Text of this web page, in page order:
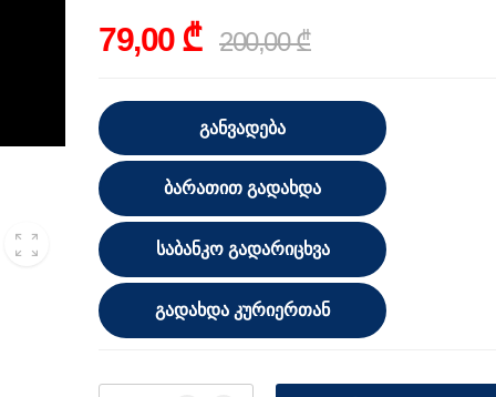
79,00 ₾ 200,00 ₾
ᲒᲐᲜᲕᲐᲓᲔᲑᲐ
ᲑᲐᲠᲐᲗᲘᲗ ᲒᲐᲓᲐᲮᲓᲐ
ᲡᲐᲑᲐᲜᲙᲝ ᲒᲐᲓᲐᲠᲘᲪᲮᲕᲐ
ᲒᲐᲓᲐᲮᲓᲐ ᲙᲣᲠᲘᲔᲠᲗᲐᲜ